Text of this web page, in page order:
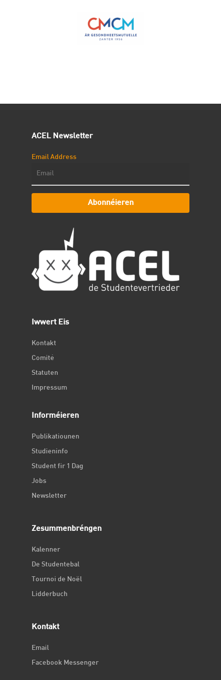
ACEL Newsletter
Email Address
Abonnéieren
Iwwert Eis
Kontakt
Comité
Statuten
Impressum
Informéieren
Publikatiounen
Studieninfo
Student fir 1 Dag
Jobs
Newsletter
Zesummenbréngen
Kalenner
De Studentebal
Tournoi de Noël
Lidderbuch
Kontakt
Email
Facebook Messenger